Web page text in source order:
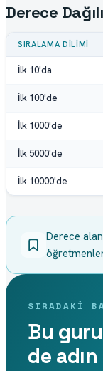
Derece
SIRALAMA DILIMI
İlk 10'da
İlk 100'de
İlk 1000'de
İlk 5000'de
İlk 10000'de
Derece
SIRADAKI
Bu
de